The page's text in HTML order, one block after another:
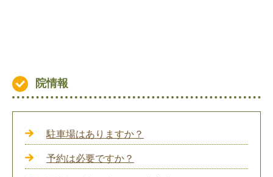
院情報
駐車場はありますか？
予約は必要ですか？